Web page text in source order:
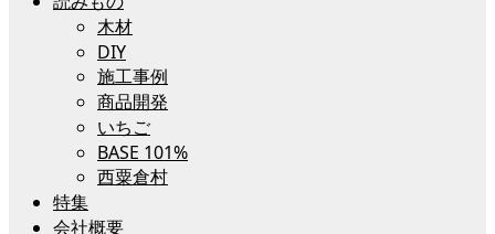
木材
DIY
施工事例
商品開発
いちご
BASE 101%
西粟倉村
特集
会社概要